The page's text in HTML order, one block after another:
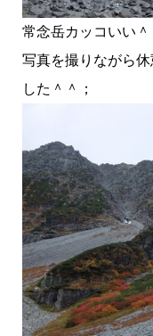
常念岳カッコいい＾
写真を撮りながら
した＾＾；